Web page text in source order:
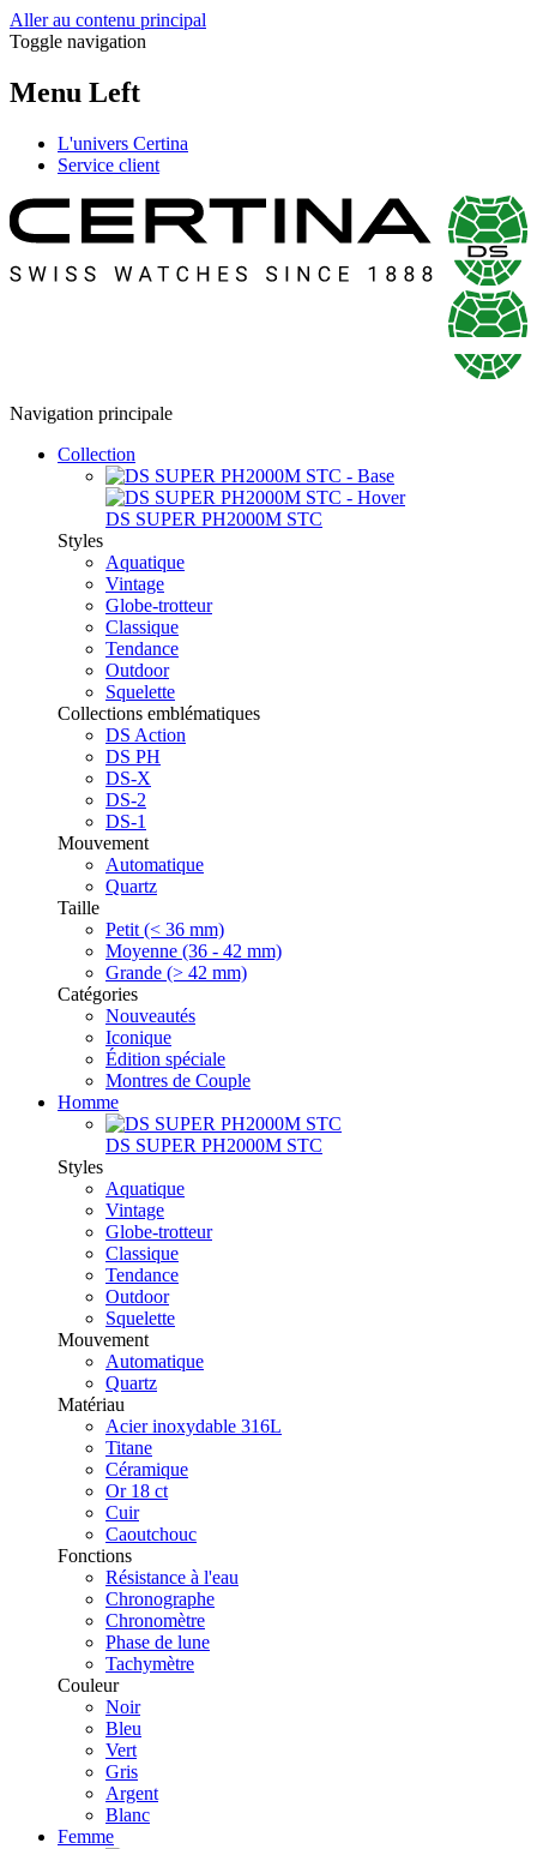
Aller au contenu principal
Toggle navigation
Menu Left
L'univers Certina
Service client
Navigation principale
Collection
DS SUPER PH2000M STC
Styles
Aquatique
Vintage
Globe-trotteur
Classique
Tendance
Outdoor
Squelette
Collections emblématiques
DS Action
DS PH
DS-X
DS-2
DS-1
Mouvement
Automatique
Quartz
Taille
Petit (< 36 mm)
Moyenne (36 - 42 mm)
Grande (> 42 mm)
Catégories
Nouveautés
Iconique
Édition spéciale
Montres de Couple
Homme
DS SUPER PH2000M STC
Styles
Aquatique
Vintage
Globe-trotteur
Classique
Tendance
Outdoor
Squelette
Mouvement
Automatique
Quartz
Matériau
Acier inoxydable 316L
Titane
Céramique
Or 18 ct
Cuir
Caoutchouc
Fonctions
Résistance à l'eau
Chronographe
Chronomètre
Phase de lune
Tachymètre
Couleur
Noir
Bleu
Vert
Gris
Argent
Blanc
Femme